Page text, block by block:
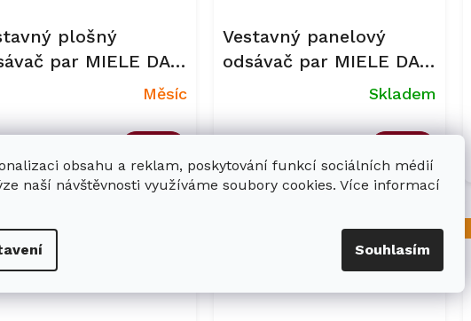
obsahu a reklam, poskytování funkcí sociálních médií
naší návštěvnosti využíváme soubory cookies. Více informací
Souhlasím
plošný
par MIELE DA
Měsíc
Vestavný panelový
odsávač par MIELE DAS
Skladem